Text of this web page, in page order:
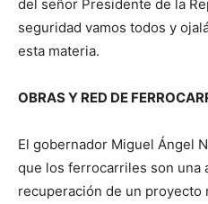
del señor Presidente de la
seguridad vamos todos y
esta materia.
OBRAS Y RED DE
El gobernador Miguel Ángel
que los ferrocarriles son una
recuperación de un proyecto